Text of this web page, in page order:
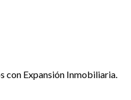
con Expansión Inmobiliaria.